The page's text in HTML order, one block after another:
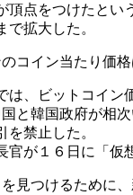
頂点をつけたと
拡大した。
コイン当たり価
、ビットコイン
と韓国政府が相
禁止した。
が１６日に「仮
見つけるために